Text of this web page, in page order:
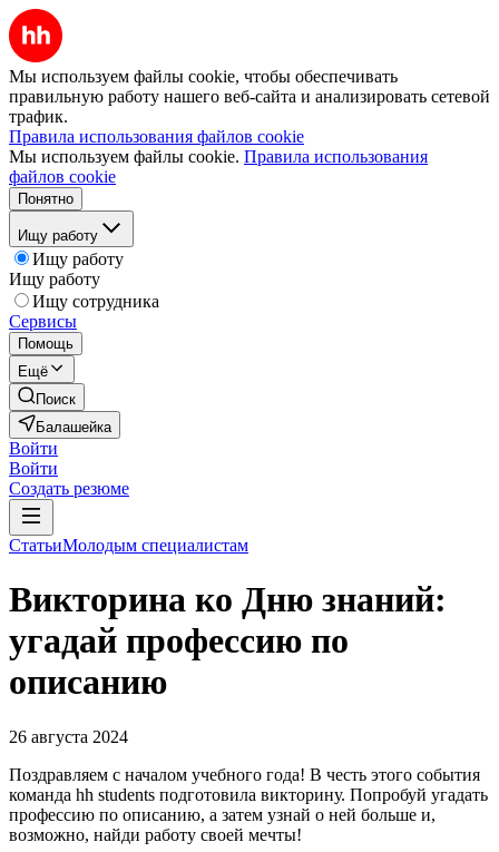
Мы используем файлы cookie, чтобы обеспечивать
правильную работу нашего веб-сайта и анализировать сетевой
трафик.
Правила использования файлов cookie
Мы используем файлы cookie. Правила использования
файлов cookie
Понятно
Ищу работу
Ищу работу
Ищу работу
Ищу сотрудника
Сервисы
Помощь
Ещё
Поиск
Балашейка
Войти
Войти
Создать резюме
СтатьиМолодым специалистам
Викторина ко Дню знаний:
угадай профессию по
описанию
26 августа 2024
Поздравляем с началом учебного года! В честь этого события
команда hh students подготовила викторину. Попробуй угадать
профессию по описанию, а затем узнай о ней больше и,
возможно, найди работу своей мечты!